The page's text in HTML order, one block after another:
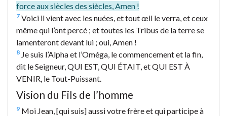
force aux siècles des siècles, Amen !
7 Voici il vient avec les nuées, et tout œil le verra, et ceux
même qui l’ont percé ; et toutes les Tribus de la terre se
lamenteront devant lui ; oui, Amen !
8 Je suis l’Alpha et l’Oméga, le commencement et la fin,
dit le Seigneur, QUI EST, QUI ÉTAIT, et QUI EST À
VENIR, le Tout-Puissant.
Vision du Fils de l’homme
9 Moi Jean, [qui suis] aussi votre frère et qui participe à